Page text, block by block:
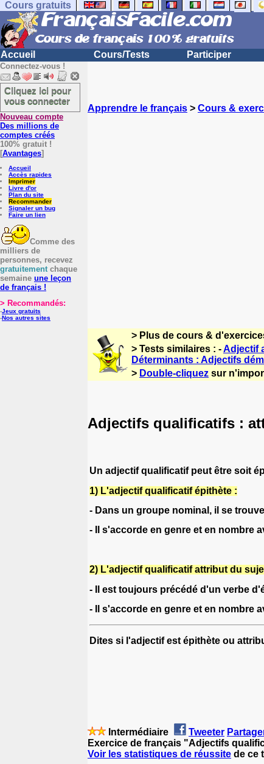
Cours gratuits
Accueil Cours/Tests Participer
Connectez-vous !
Cliquez ici pour
vous connecter
Nouveau compte
Des millions de
comptes créés
100% gratuit !
[Avantages]
Accueil
Accès rapides
Imprimer
Livre d'or
Plan du site
Recommander
Signaler un bug
Faire un lien
Comme des
milliers de
personnes, recevez
gratuitementchaque
semaine une leçon
de français !
> Recommandés:
-Jeux gratuits
-Nos autres sites
Apprendre le français > Cours &
> Plus de cours &
> Tests similaires : -Adjectif
Déterminants : Adjectifs
> Double-cliquez sur
Adjectifs qualificatifs :
Un adjectif qualificatif peut être soit
1) L'adjectif qualificatif épithète :
- Dans un groupe nominal, il se
- Il s'accorde en genre et en nombre
2) L'adjectif qualificatif attribut du
- Il est toujours précédé d'un verbe
- Il s'accorde en genre et en nombre
Dites si l'adjectif est épithète ou
Intermédiaire Tweeter
Exercice de français "Adjectifs
Voir les statistiques de réussite de ce